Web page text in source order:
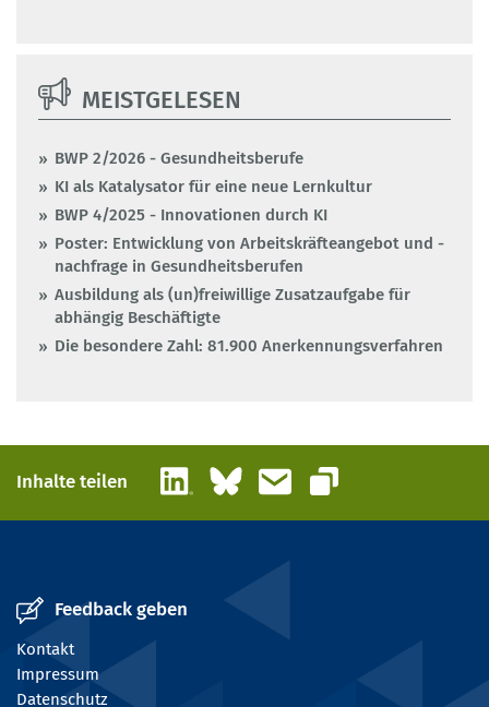
MEISTGELESEN
BWP 2/2026 - Gesundheitsberufe
KI als Katalysator für eine neue Lernkultur
BWP 4/2025 - Innovationen durch KI
Poster: Entwicklung von Arbeitskräfteangebot und -
nachfrage in Gesundheitsberufen
Ausbildung als (un)freiwillige Zusatzaufgabe für
abhängig Beschäftigte
Die besondere Zahl: 81.900 Anerkennungsverfahren
Inhalte teilen LinkedInBlueskyE-Mail
Link kopieren
Feedback geben
Kontakt
Impressum
Datenschutz